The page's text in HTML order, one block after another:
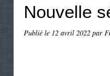
Nouvelle
Publié le 12 avril 2022 par